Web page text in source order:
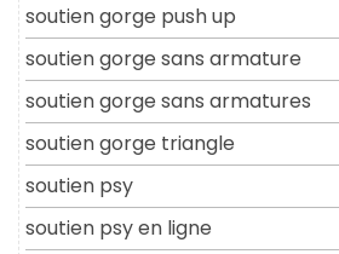
soutien gorge push up
soutien gorge sans armature
soutien gorge sans armatures
soutien gorge triangle
soutien psy
soutien psy en ligne